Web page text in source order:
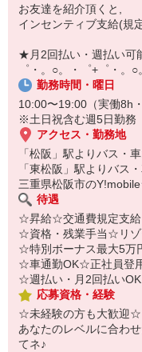
【スマホ面接実施中】
￣￣￣￣￣￣￣￣￣
自宅に居ながらスマホで
オンライン面談なのでス
お友達を紹介頂くと,
インセンティブ支給(規
★月2回払い・週払い可
゜・。○。・゜+゜・。
勤務時間・曜日
10:00〜19:00（実働8h
※土日祝含む週5日勤務
アクセス・勤務地
「松阪」駅よりバス・
「東松阪」駅よりバス
三重県松阪市の
待遇
☆昇給☆交通費規定支
☆資格・残業手当☆リゾ
☆特別ボーナス最大5万
☆車通勤OK☆正社員登
☆週払い・月2回払いOK
応募資格・経験
☆未経験の方も大歓
あなたのレベルに合わ
てネ♪